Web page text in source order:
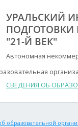
УРАЛЬСКИЙ
ПОДГОТОВКИ
"21-Й ВЕК"
Автономная
СВЕДЕНИЯ ОБ
образовательной